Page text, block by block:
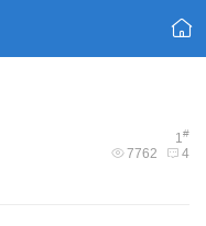
1#
7762 4